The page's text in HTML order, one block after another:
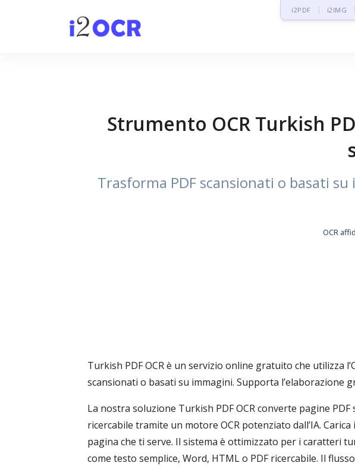
i2PDF i2IMG
Strumento OCR Turkish
Trasforma PDF scansionati o basati
OCR
Turkish PDF OCR è un servizio online gratuito che utilizza
scansionati o basati su immagini. Supporta l’elaborazione
La nostra soluzione Turkish PDF OCR converte pagine
ricercabile tramite un motore OCR potenziato dall’IA.
pagina che ti serve. Il sistema è ottimizzato per i caratteri
come testo semplice, Word, HTML o PDF ricercabile. Il